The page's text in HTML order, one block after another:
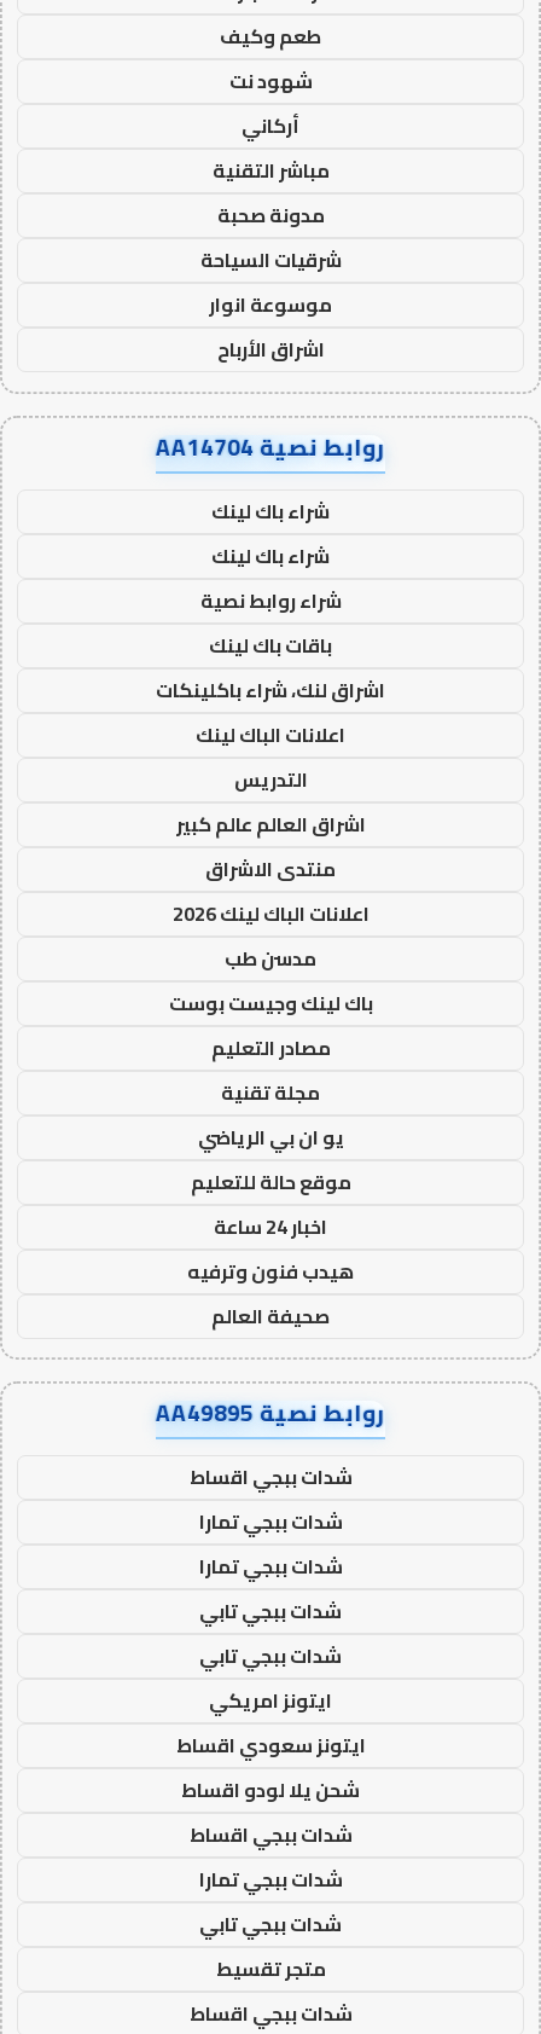
طعم وكيف
شهود نت
أركاني
مباشر التقنية
مدونة صحبة
شرقيات السياحة
موسوعة انوار
اشراق الأرباح
روابط نصية AA14704
شراء باك لينك
شراء باك لينك
شراء روابط نصية
باقات باك لينك
اشراق لنك، شراء باكلينكات
اعلانات الباك لينك
التدريس
اشراق العالم عالم كبير
منتدى الاشراق
اعلانات الباك لينك 2026
مدسن طب
باك لينك وجيست بوست
مصادر التعليم
مجلة تقنية
يو ان بي الرياضي
موقع حالة للتعليم
اخبار 24 ساعة
هيدب فنون وترفيه
صحيفة العالم
روابط نصية AA49895
شدات ببجي اقساط
شدات ببجي تمارا
شدات ببجي تمارا
شدات ببجي تابي
شدات ببجي تابي
ايتونز امريكي
ايتونز سعودي اقساط
شحن يلا لودو اقساط
شدات ببجي اقساط
شدات ببجي تمارا
شدات ببجي تابي
متجر تقسيط
شدات ببجي اقساط